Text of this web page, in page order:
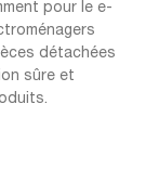
pour le e-
détachées
sûre et